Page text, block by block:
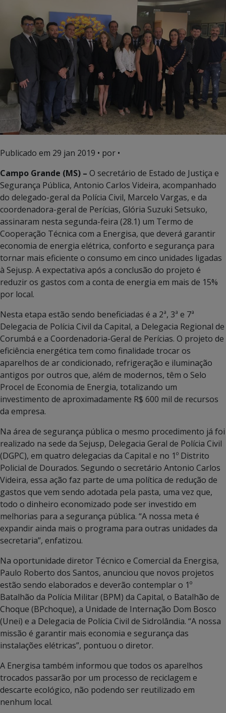
Publicado em 29 jan 2019 • por •
Campo Grande (MS) – O secretário de Estado de Justiça e
Segurança Pública, Antonio Carlos Videira, acompanhado
do delegado-geral da Polícia Civil, Marcelo Vargas, e da
coordenadora-geral de Perícias, Glória Suzuki Setsuko,
assinaram nesta segunda-feira (28.1) um Termo de
Cooperação Técnica com a Energisa, que deverá garantir
economia de energia elétrica, conforto e segurança para
tornar mais eficiente o consumo em cinco unidades ligadas
à Sejusp. A expectativa após a conclusão do projeto é
reduzir os gastos com a conta de energia em mais de 15%
por local.
Nesta etapa estão sendo beneficiadas é a 2ª, 3ª e 7ª
Delegacia de Polícia Civil da Capital, a Delegacia Regional de
Corumbá e a Coordenadoria-Geral de Perícias. O projeto de
eficiência energética tem como finalidade trocar os
aparelhos de ar condicionado, refrigeração e iluminação
antigos por outros que, além de modernos, têm o Selo
Procel de Economia de Energia, totalizando um
investimento de aproximadamente R$ 600 mil de recursos
da empresa.
Na área de segurança pública o mesmo procedimento já foi
realizado na sede da Sejusp, Delegacia Geral de Polícia Civil
(DGPC), em quatro delegacias da Capital e no 1º Distrito
Policial de Dourados. Segundo o secretário Antonio Carlos
Videira, essa ação faz parte de uma política de redução de
gastos que vem sendo adotada pela pasta, uma vez que,
todo o dinheiro economizado pode ser investido em
melhorias para a segurança pública. “A nossa meta é
expandir ainda mais o programa para outras unidades da
secretaria”, enfatizou.
Na oportunidade diretor Técnico e Comercial da Energisa,
Paulo Roberto dos Santos, anunciou que novos projetos
estão sendo elaborados e deverão contemplar o 1º
Batalhão da Polícia Militar (BPM) da Capital, o Batalhão de
Choque (BPchoque), a Unidade de Internação Dom Bosco
(Unei) e a Delegacia de Polícia Civil de Sidrolândia. “A nossa
missão é garantir mais economia e segurança das
instalações elétricas”, pontuou o diretor.
A Energisa também informou que todos os aparelhos
trocados passarão por um processo de reciclagem e
descarte ecológico, não podendo ser reutilizado em
nenhum local.